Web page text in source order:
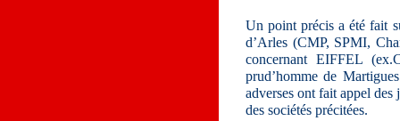
Un point précis a été fait
d’Arles (CMP, SPMI,
concernant EIFFEL
prud’homme de
adverses ont fait appel des
des sociétés précitées.